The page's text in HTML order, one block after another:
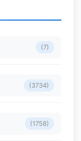
(7)
(3734)
(1758)